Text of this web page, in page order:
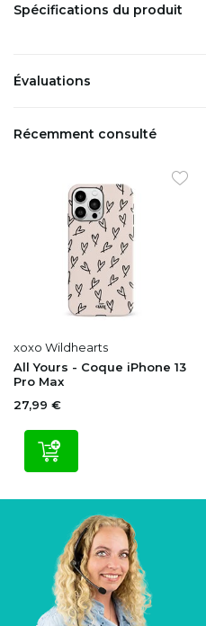
Spécifications du produit
Évaluations
Récemment consulté
xoxo Wildhearts
All Yours - Coque iPhone 13
Pro Max
27,99 €